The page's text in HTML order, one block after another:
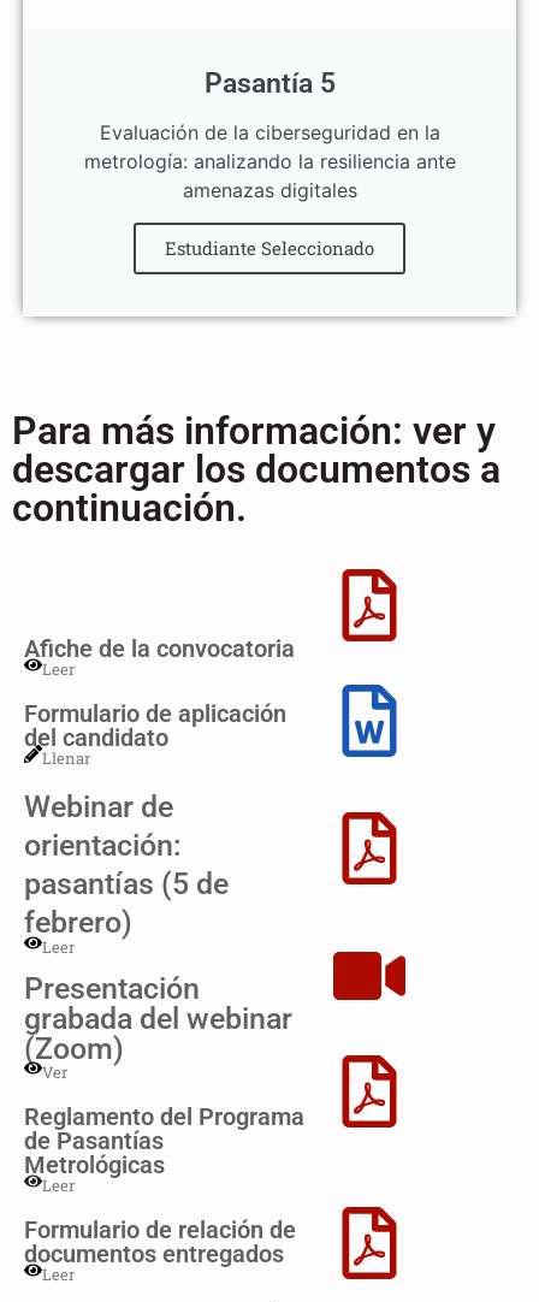
Pasantía 5
Evaluación de la ciberseguridad en la
metrología: analizando la resiliencia ante
amenazas digitales
Estudiante Seleccionado
Para más información: ver y
descargar los documentos a
continuación.
Afiche de la convocatoria
Leer
Formulario de aplicación
del candidato
Llenar
Webinar de
orientación:
pasantías (5 de
febrero)
Leer
Presentación
grabada del webinar
(Zoom)
Ver
Reglamento del Programa
de Pasantías
Metrológicas
Leer
Formulario de relación de
documentos entregados
Leer